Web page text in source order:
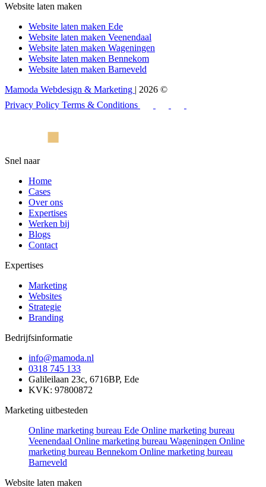
Website laten maken
Website laten maken Ede
Website laten maken Veenendaal
Website laten maken Wageningen
Website laten maken Bennekom
Website laten maken Barneveld
Mamoda Webdesign & Marketing | 2026 ©
Privacy Policy Terms & Conditions
Snel naar
Home
Cases
Over ons
Expertises
Werken bij
Blogs
Contact
Expertises
Marketing
Websites
Strategie
Branding
Bedrijfsinformatie
info@mamoda.nl
0318 745 133
Galileilaan 23c, 6716BP, Ede
KVK: 97800872
Marketing uitbesteden
Online marketing bureau Ede Online marketing bureau
Veenendaal Online marketing bureau Wageningen Online
marketing bureau Bennekom Online marketing bureau
Barneveld
Website laten maken